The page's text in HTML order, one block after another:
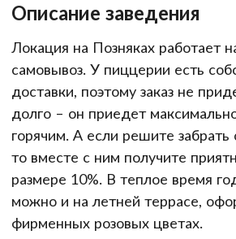
Описание заведения
Локация на Позняках работает
самовывоз. У пиццерии есть
доставки, поэтому заказ не
долго – он приедет
горячим. А если решите забрать
то вместе с ним получите
размере 10%. В теплое время
можно и на летней террасе,
фирменных розовых цветах.